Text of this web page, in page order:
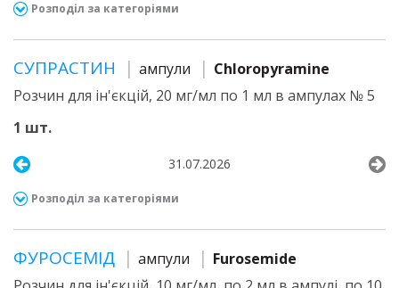
Розподіл за категоріями
СУПРАСТИН ампули
Chloropyramine
Розчин для ін'єкцій, 20 мг/мл по 1 мл в ампулах № 5
1 шт.
31.07.2026
Розподіл за категоріями
ФУРОСЕМІД ампули
Furosemide